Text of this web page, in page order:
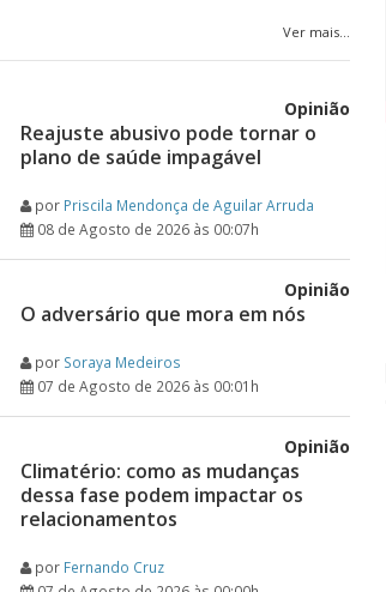
Ver mais...
Opinião
Reajuste abusivo pode tornar o
plano de saúde impagável
por Priscila Mendonça de Aguilar Arruda
08 de Agosto de 2026 às 00:07h
Opinião
O adversário que mora em nós
por Soraya Medeiros
07 de Agosto de 2026 às 00:01h
Opinião
Climatério: como as mudanças
dessa fase podem impactar os
relacionamentos
por Fernando Cruz